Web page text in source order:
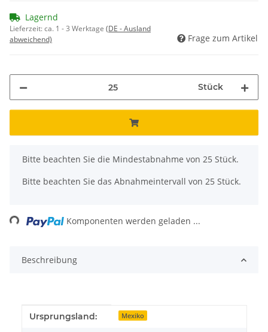
Lagernd
Lieferzeit:ca. 1 - 3 Werktage (DE - Ausland
abweichend)
Frage zum Artikel
Stück
x
Bitte beachten Sie die Mindestabnahme von 25 Stück.
Bitte beachten Sie das Abnahmeintervall von 25 Stück.
Komponenten werden geladen ...
Beschreibung
Produkteigenschaft
Wert
Ursprungsland: Mexiko